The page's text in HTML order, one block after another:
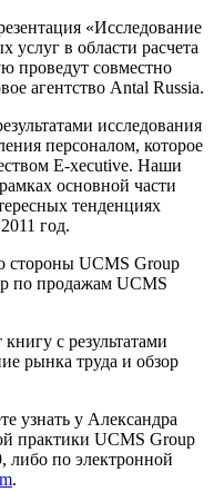
«Исследование
услуг в области расчета
проведут совместно
агентство Antal Russia.
исследования
персоналом, которое
E-xecutive. Наши
основной части
тенденциях
год.
стороны UCMS Group
по продажам UCMS
с результатами
рынка труда и обзор
узнать у Александра
практики UCMS Group
либо по электронной
.